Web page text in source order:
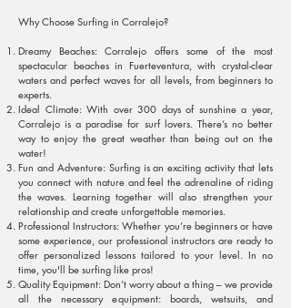
Why Choose Surfing in Corralejo?
Dreamy Beaches: Corralejo offers some of the most
spectacular beaches in Fuerteventura, with crystal-clear
waters and perfect waves for all levels, from beginners to
experts.
Ideal Climate: With over 300 days of sunshine a year,
Corralejo is a paradise for surf lovers. There’s no better
way to enjoy the great weather than being out on the
water!
Fun and Adventure: Surfing is an exciting activity that lets
you connect with nature and feel the adrenaline of riding
the waves. Learning together will also strengthen your
relationship and create unforgettable memories.
Professional Instructors: Whether you’re beginners or have
some experience, our professional instructors are ready to
offer personalized lessons tailored to your level. In no
time, you'll be surfing like pros!
Quality Equipment: Don’t worry about a thing – we provide
all the necessary equipment: boards, wetsuits, and